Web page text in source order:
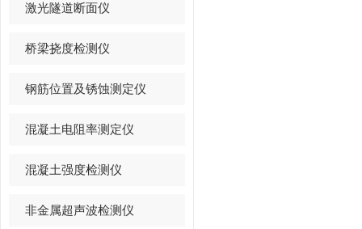
激光隧道断面仪
桥梁挠度检测仪
钢筋位置及锈蚀测定仪
混凝土电阻率测定仪
混凝土强度检测仪
非金属超声波检测仪